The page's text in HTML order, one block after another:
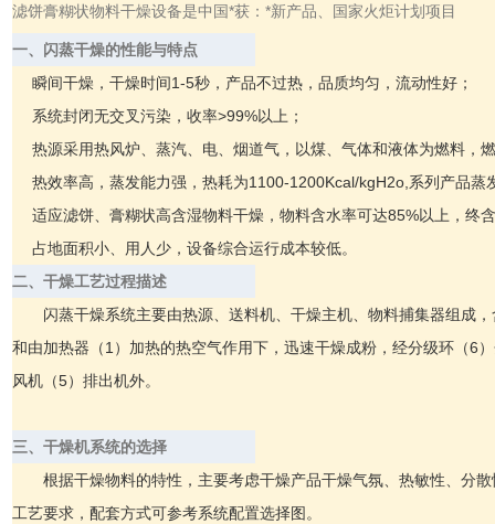
滤饼膏糊状物料干燥设备是中国*获：*新产品、国家火炬计划项目
一、闪蒸干燥的性能与特点
瞬间干燥，干燥时间1-5秒，产品不过热，品质均匀，流动性好；
系统封闭无交叉污染，收率>99%以上；
热源采用热风炉、蒸汽、电、烟道气，以煤、气体和液体为燃料
热效率高，蒸发能力强，热耗为1100-1200Kcal/kgH2o,系列产品
适应滤饼、膏糊状高含湿物料干燥，物料含水率可达85%以上，终
占地面积小、用人少，设备综合运行成本较低。
二、干燥工艺过程描述
闪蒸干燥系统主要由热源、送料机、干燥主机、物料捕集器组成
和由加热器（1）加热的热空气作用下，迅速干燥成粉，经分级环（6
风机（5）排出机外。
三、干燥机系统的选择
根据干燥物料的特性，主要考虑干燥产品干燥气氛、热敏性、分
工艺要求，配套方式可参考系统配置选择图。